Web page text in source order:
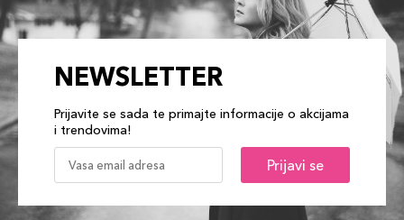
NEWSLETTER
Prijavite se sada te primajte informacije o akcijama
i trendovima!
Prijavi se